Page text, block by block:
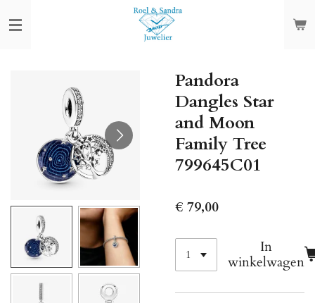
direct
Pandora
Dangles Star
and Moon
Family Tree
799645C01
€ 79,00
In
winkelwagen